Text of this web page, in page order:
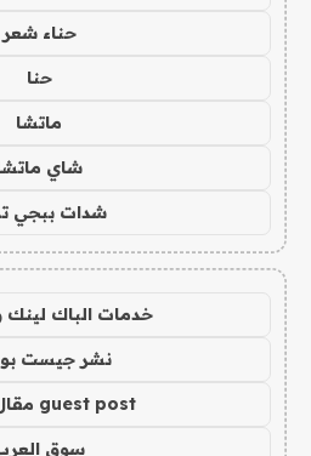
حناء شعر
حنا
ماتشا
شاي
شدات ببجي
خدمات الباك
نشر جيست
guest post مقال ضيف
سوق